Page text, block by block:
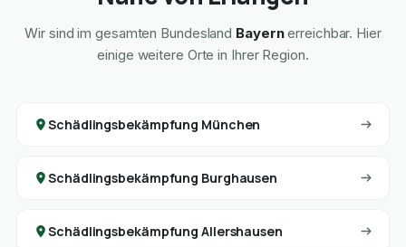
Wir sind im gesamten Bundesland Bayernerreichbar. Hier
einige weitere Orte in Ihrer Region.
Schädlingsbekämpfung München
Schädlingsbekämpfung Burghausen
Schädlingsbekämpfung Allershausen